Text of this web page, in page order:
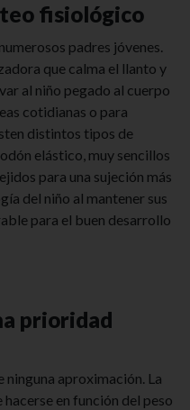
fisiológico
padres jóvenes.
que calma el llanto y
al niño pegado al cuerpo
cotidianas o para
distintos tipos de
elástico, muy sencillos
para una sujeción más
del niño al mantener sus
para el buen desarrollo
prioridad
ninguna aproximación. La
en función del peso